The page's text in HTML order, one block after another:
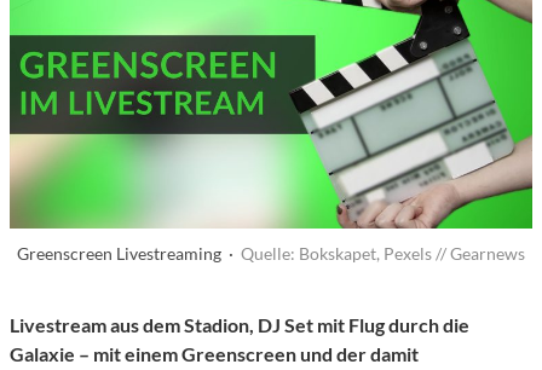
Greenscreen Livestreaming · Quelle: Bokskapet, Pexels // Gearnews
Livestream aus dem Stadion, DJ Set mit Flug durch die
Galaxie – mit einem Greenscreen und der damit